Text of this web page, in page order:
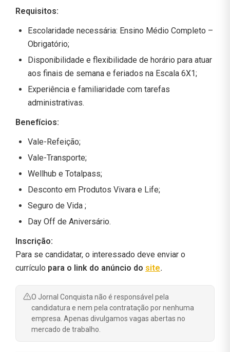
Requisitos:
Escolaridade necessária: Ensino Médio Completo –
Obrigatório;
Disponibilidade e flexibilidade de horário para atuar
aos finais de semana e feriados na Escala 6X1;
Experiência e familiaridade com tarefas
administrativas.
Benefícios:
Vale-Refeição;
Vale-Transporte;
Wellhub e Totalpass;
Desconto em Produtos Vivara e Life;
Seguro de Vida ;
Day Off de Aniversário.
Inscrição:
Para se candidatar, o interessado deve enviar o
currículo para o link do anúncio do site.
O Jornal Conquista não é responsável pela
candidatura e nem pela contratação por nenhuma
empresa. Apenas divulgamos vagas abertas no
mercado de trabalho.